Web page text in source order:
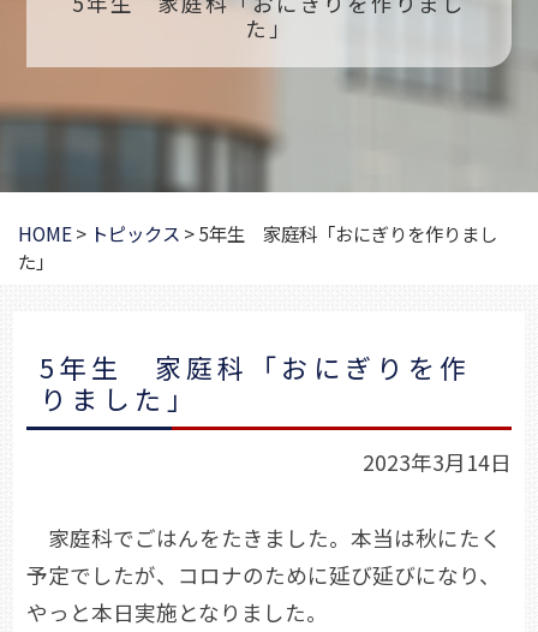
プ
た」
HOME> トピックス >5年生 家庭科「おにぎりを作りまし
た」
5年生 家庭科「おにぎりを作
りました」
2023年3月14日
家庭科でごはんをたきました。本当は秋にたく
予定でしたが、コロナのために延び延びになり、
やっと本日実施となりました。